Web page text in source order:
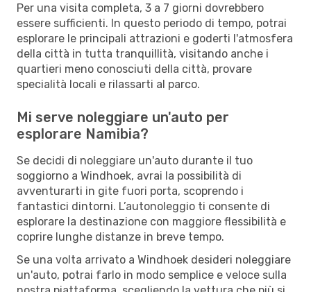
Per una visita completa, 3 a 7 giorni dovrebbero
essere sufficienti. In questo periodo di tempo, potrai
esplorare le principali attrazioni e goderti l'atmosfera
della città in tutta tranquillità, visitando anche i
quartieri meno conosciuti della città, provare
specialità locali e rilassarti al parco.
Mi serve noleggiare un'auto per
esplorare Namibia?
Se decidi di noleggiare un'auto durante il tuo
soggiorno a Windhoek, avrai la possibilità di
avventurarti in gite fuori porta, scoprendo i
fantastici dintorni. L’autonoleggio ti consente di
esplorare la destinazione con maggiore flessibilità e
coprire lunghe distanze in breve tempo.
Se una volta arrivato a Windhoek desideri noleggiare
un'auto, potrai farlo in modo semplice e veloce sulla